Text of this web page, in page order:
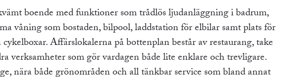
boende med funktioner som trådlös ljudanläggning i badrum,
våning som bostaden, bilpool, laddstation för elbilar samt plats för
Affärslokalerna på bottenplan består av restaurang, take
verksamheter som gör vardagen både lite enklare och trevligare.
nära både grönområden och all tänkbar service som bland annat